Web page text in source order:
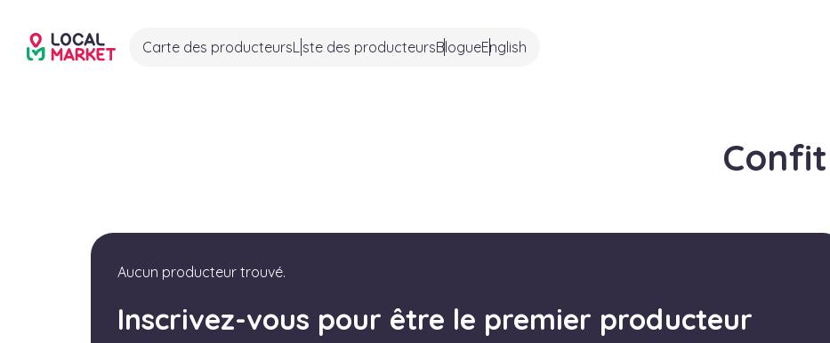
Carte des producteursListe des producteursBlogueEnglish
Aucun producteur trouvé.
Inscrivez-vous pour être le premier producteur